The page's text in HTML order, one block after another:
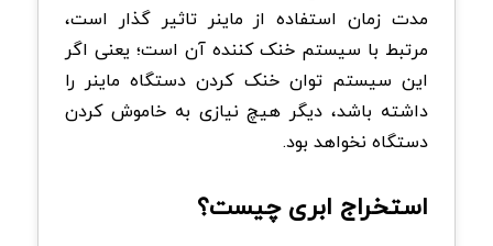
مدت زمان استفاده از ماینر تاثیر گذار است،
مرتبط با سیستم خنک کننده آن است؛ یعنی اگر
این سیستم توان خنک کردن دستگاه ماینر را
داشته باشد، دیگر هیچ نیازی به خاموش کردن
دستگاه نخواهد بود.
استخراج ابری چیست؟